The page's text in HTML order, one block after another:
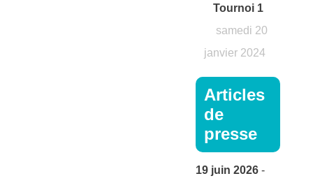
Tournoi 1
samedi 20
janvier 2024
Articles
de
presse
19 juin 2026 -